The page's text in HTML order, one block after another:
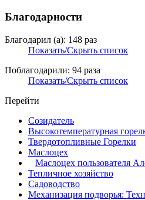
Благодарности
Благодарил (а): 148 раз
Показать/Скрыть список
Поблагодарили: 94 раза
Показать/Скрыть список
Перейти
Созидатель
Высокотемпературная
Твердотопливные Горелки
Маслоцех
Маслоцех пользователя
Тепличное хозяйство
Садоводство
Механизация подворья: